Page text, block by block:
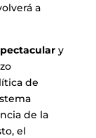
a
y
de
de la
el